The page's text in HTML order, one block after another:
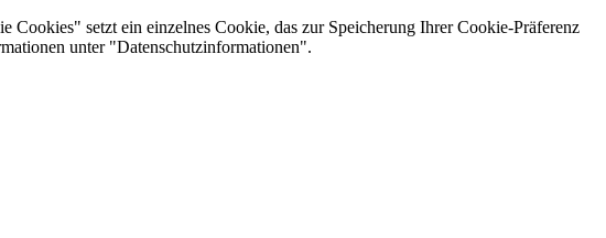
Cookies" setzt ein einzelnes Cookie, das zur Speicherung Ihrer Cookie-Präferenz
unter "Datenschutzinformationen".